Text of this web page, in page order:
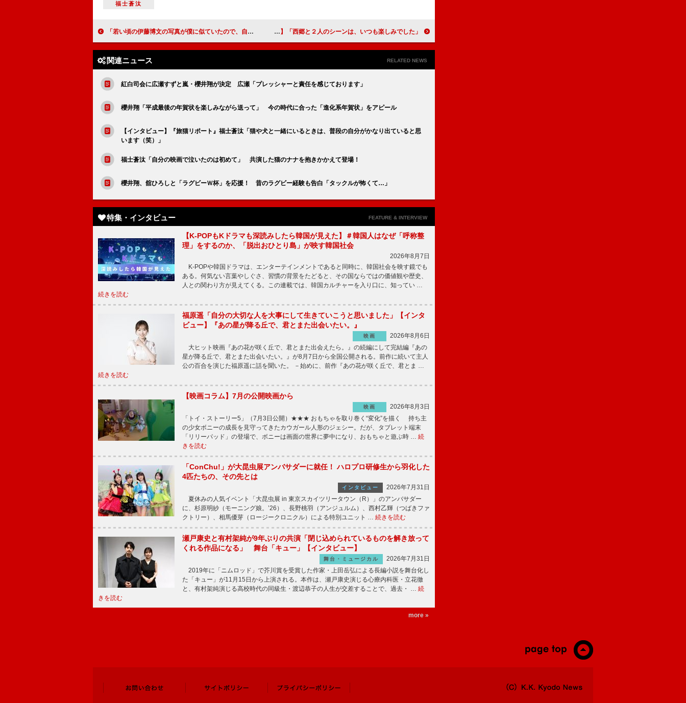
福士蒼汰
「若い頃の伊藤博文の写真が僕に似ていたので、自信が付きました」浜野謙太（伊藤博文）【「西郷どん」インタビュー】 「西郷と２人のシーンは、いつも楽しみでした」瑛太（大久保利通）【「西郷どん」インタビュー】
関連ニュース RELATED NEWS
紅白司会に広瀬すずと嵐・櫻井翔が決定 広瀬「プレッシャーと責任を感じております」
櫻井翔「平成最後の年賀状を楽しみながら送って」 今の時代に合った「進化系年賀状」をアピール
【インタビュー】『旅猫リポート』福士蒼汰「猫や犬と一緒にいるときは、普段の自分がかなり出ていると思
います（笑）」
福士蒼汰「自分の映画で泣いたのは初めて」 共演した猫のナナを抱きかかえて登場！
櫻井翔、舘ひろしと「ラグビーＷ杯」を応援！ 昔のラグビー経験も告白「タックルが怖くて…」
特集・インタビュー FEATURE & INTERVIEW
【K-POPもKドラマも深読みしたら韓国が見えた】＃韓国人はなぜ「呼称整
理」をするのか、「脱出おひとり島」が映す韓国社会
2026年8月7日
K-POPや韓国ドラマは、エンターテインメントであると同時に、韓国社会を映す鏡でも
ある。何気ない言葉やしぐさ、習慣の背景をたどると、その国ならではの価値観や歴史、
人との関わり方が見えてくる。この連載では、韓国カルチャーを入り口に、知ってい …
続きを読む
福原遥「自分の大切な人を大事にして生きていこうと思いました」【インタ
ビュー】『あの星が降る丘で、君とまた出会いたい。』
映画
2026年8月6日
大ヒット映画『あの花が咲く丘で、君とまた出会えたら。』の続編にして完結編『あの
星が降る丘で、君とまた出会いたい。』が8月7日から全国公開される。前作に続いて主人
公の百合を演じた福原遥に話を聞いた。 －始めに、前作『あの花が咲く丘で、君とま …
続きを読む
【映画コラム】7月の公開映画から
映画
2026年8月3日
「トイ・ストーリー5」（7月3日公開）★★★ おもちゃを取り巻く“変化”を描く 持ち主
の少女ボニーの成長を見守ってきたカウガール人形のジェシー。だが、タブレット端末
「リリーパッド」の登場で、ボニーは画面の世界に夢中になり、おもちゃと遊ぶ時 … 続
きを読む
「ConChu!」が大昆虫展アンバサダーに就任！ ハロプロ研修生から羽化した
4匹たちの、その先とは
インタビュー
2026年7月31日
夏休みの人気イベント「大昆虫展 in 東京スカイツリータウン（R）」のアンバサダー
に、杉原明紗（モーニング娘。’26）、長野桃羽（アンジュルム）、西村乙輝（つばきファ
クトリー）、相馬優芽（ロージークロニクル）による特別ユニット … 続きを読む
瀬戸康史と有村架純が9年ぶりの共演「閉じ込められているものを解き放って
くれる作品になる」 舞台「キュー」【インタビュー】
舞台・ミュージカル
2026年7月31日
2019年に「ニムロッド」で芥川賞を受賞した作家・上田岳弘による長編小説を舞台化し
た「キュー」が11月15日から上演される。本作は、瀬戸康史演じる心療内科医・立花徹
と、有村架純演じる高校時代の同級生・渡辺恭子の人生が交差することで、過去・ … 続
きを読む
more »